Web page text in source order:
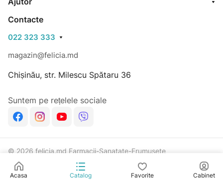
Contacte
022 323 333
magazin@felicia.md
Chișinău, str. Milescu Spătaru 36
Suntem pe rețelele sociale
© 2026 felicia.md Farmacii-Sanatate-Frumusete
Confidențialitate Dezvoltat în Rich Code
Acasa Catalog Favorite Cabinet